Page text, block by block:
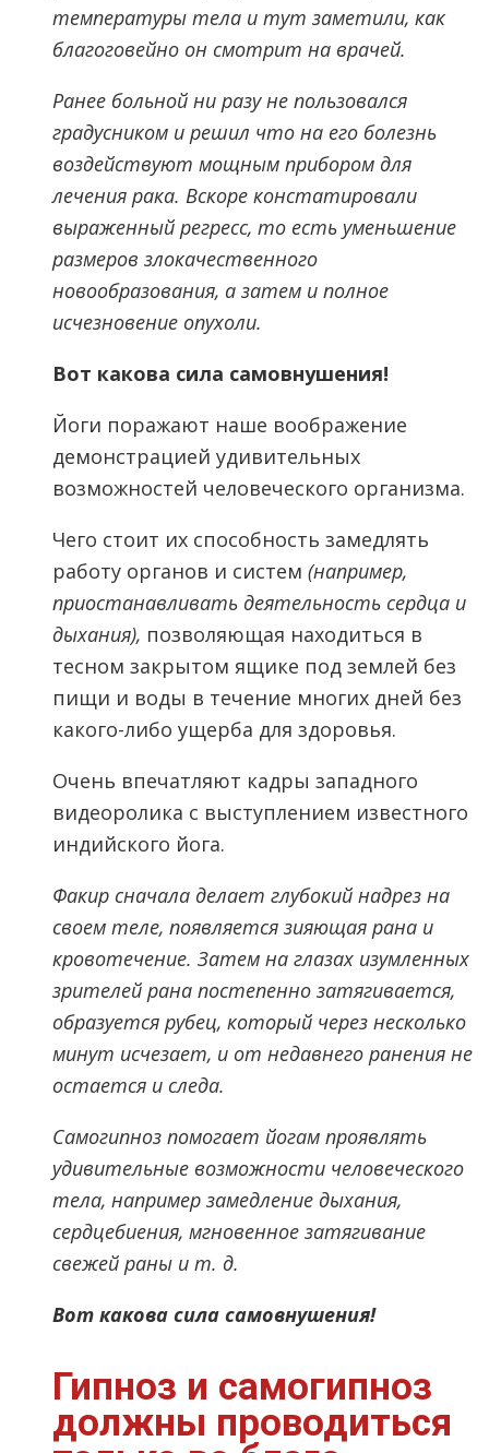
температуры тела и тут заметили, как
благоговейно он смотрит на врачей.
Ранее больной ни разу не пользовался
градусником и решил что на его болезнь
воздействуют мощным прибором для
лечения рака. Вскоре констатировали
выраженный регресс, то есть уменьшение
размеров злокачественного
новообразования, а затем и полное
исчезновение опухоли.
Вот какова сила самовнушения!
Йоги поражают наше воображение
демонстрацией удивительных
возможностей человеческого организма.
Чего стоит их способность замедлять
работу органов и систем (например,
приостанавливать деятельность сердца и
дыхания), позволяющая находиться в
тесном закрытом ящике под землей без
пищи и воды в течение многих дней без
какого-либо ущерба для здоровья.
Очень впечатляют кадры западного
видеоролика с выступлением известного
индийского йога.
Факир сначала делает глубокий надрез на
своем теле, появляется зияющая рана и
кровотечение. Затем на глазах изумленных
зрителей рана постепенно затягивается,
образуется рубец, который через несколько
минут исчезает, и от недавнего ранения не
остается и следа.
Самогипноз помогает йогам проявлять
удивительные возможности человеческого
тела, например замедление дыхания,
сердцебиения, мгновенное затягивание
свежей раны и т. д.
Вот какова сила самовнушения!
Гипноз и самогипноз
должны проводиться